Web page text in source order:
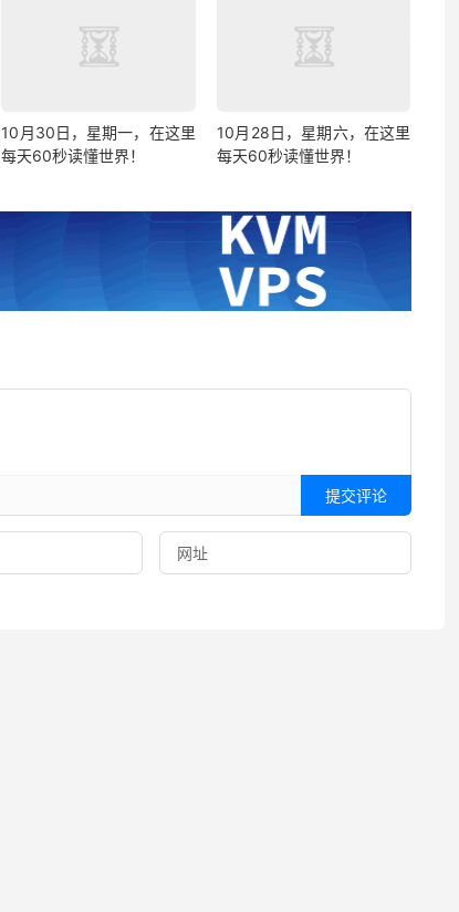
10月30日，星期一，在这里
每天60秒读懂世界！
10月28日，星期六，在这里
每天60秒读懂世界！
提交评论